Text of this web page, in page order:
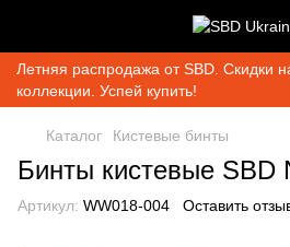
Летняя распродажа от SBD. Скидки
коллекции. Успей купить!
Каталог Кистевые бинты
Бинты кистевые SBD
Артикул: WW018-004 Оставить